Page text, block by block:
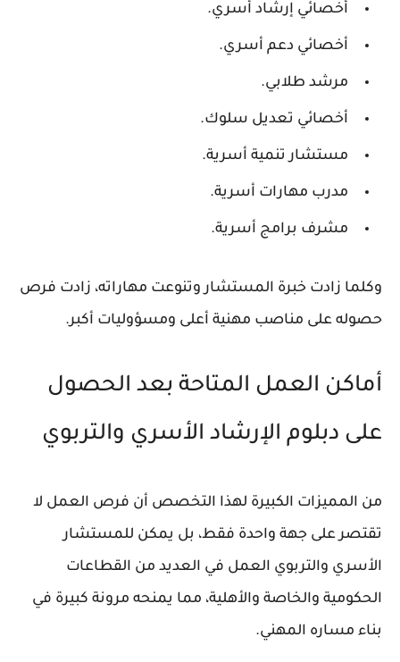
أخصائي إرشاد أسري.
أخصائي دعم أسري.
مرشد طلابي.
أخصائي تعديل سلوك.
مستشار تنمية أسرية.
مدرب مهارات أسرية.
مشرف برامج أسرية.
وكلما زادت خبرة المستشار وتنوعت مهاراته، زادت فرص
حصوله على مناصب مهنية أعلى ومسؤوليات أكبر.
أماكن العمل المتاحة بعد الحصول
على دبلوم الإرشاد الأسري والتربوي
من المميزات الكبيرة لهذا التخصص أن فرص العمل لا
تقتصر على جهة واحدة فقط، بل يمكن للمستشار
الأسري والتربوي العمل في العديد من القطاعات
الحكومية والخاصة والأهلية، مما يمنحه مرونة كبيرة في
بناء مساره المهني.